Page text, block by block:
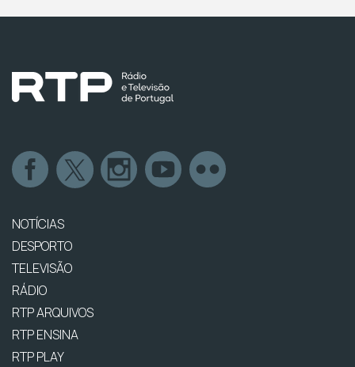
NOTÍCIAS
DESPORTO
TELEVISÃO
RÁDIO
RTP ARQUIVOS
RTP ENSINA
RTP PLAY